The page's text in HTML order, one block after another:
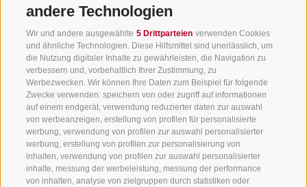
andere Technologien
Wir und andere ausgewählte 5 Drittparteien verwenden Cookies
und ähnliche Technologien. Diese Hilfsmittel sind unerlässlich, um
die Nutzung digitaler Inhalte zu gewährleisten, die Navigation zu
verbessern und, vorbehaltlich Ihrer Zustimmung, zu
Werbezwecken. Wir können Ihre Daten zum Beispiel für folgende
Zwecke verwenden: speichern von oder zugriff auf informationen
auf einem endgerät, verwendung reduzierter daten zur auswahl
von werbeanzeigen, erstellung von profilen für personalisierte
werbung, verwendung von profilen zur auswahl personalisierter
werbung, erstellung von profilen zur personalisierung von
inhalten, verwendung von profilen zur auswahl personalisierter
inhalte, messung der werbeleistung, messung der performance
von inhalten, analyse von zielgruppen durch statistiken oder
info@gsieser-tal.com
+39 0474 978 436
Tourismusgenossenschaft Gsiesertal - Welsberg - Taisten in
Südtirol
St. Martin 10a I-39030 Gsiesertal